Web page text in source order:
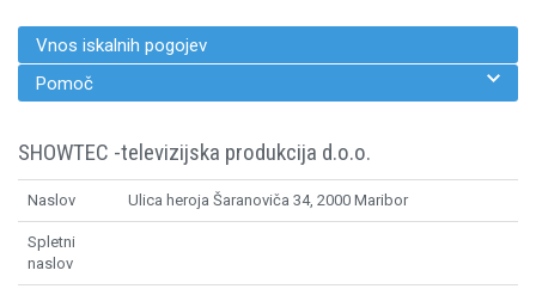
Vnos iskalnih pogojev
Pomoč

SHOWTEC -televizijska produkcija d.o.o.
Naslov Ulica heroja Šaranoviča 34, 2000 Maribor
Spletni
naslov